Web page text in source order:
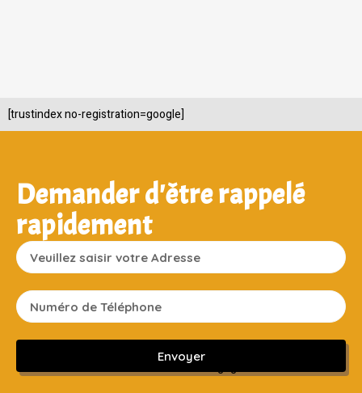
[trustindex no-registration=google]
Demander d'être rappelé
rapidement
Envoyer
Sans engagement ni frais cachés